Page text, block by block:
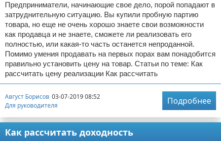
Предприниматели, начинающие свое дело, порой попадают в
затруднительную ситуацию. Вы купили пробную партию
товара, но еще не очень хорошо знаете свои возможности
как продавца и не знаете, сможете ли реализовать его
полностью, или какая-то часть останется непроданной.
Помимо умения продавать на первых порах вам понадобится
правильно установить цену на товар. Статьи по теме: Как
рассчитать цену реализации Как рассчитать
Август Борисов 03-07-2019 08:52
Для руководителя
Подробнее
Как рассчитать доходность